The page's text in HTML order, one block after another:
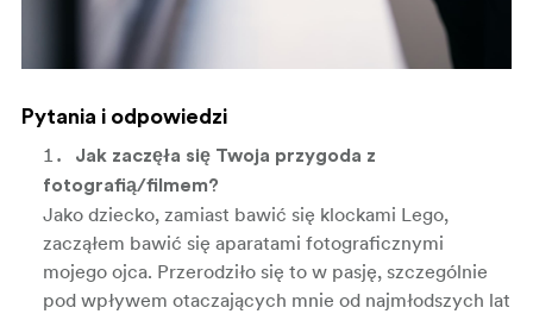
Pytania i odpowiedzi
Jak zaczęła się Twoja przygoda z
fotografią/filmem?
Jako dziecko, zamiast bawić się klockami Lego,
zacząłem bawić się aparatami fotograficznymi
mojego ojca. Przerodziło się to w pasję, szczególnie
pod wpływem otaczających mnie od najmłodszych lat